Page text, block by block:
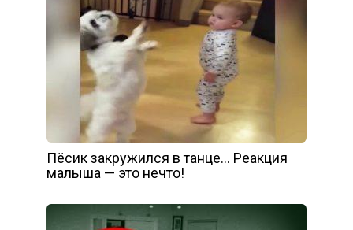
Пёсик закружился в танце… Реакция
малыша — это нечто!